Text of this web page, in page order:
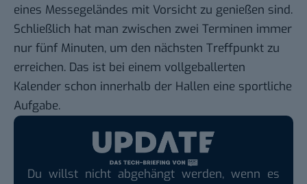
eines Messegeländes mit Vorsicht zu genießen sind.
Schließlich hat man zwischen zwei Terminen immer
nur fünf Minuten, um den nächsten Treffpunkt zu
erreichen. Das ist bei einem vollgeballerten
Kalender schon innerhalb der Hallen eine sportliche
Aufgabe.
Du willst nicht abgehängt werden, wenn es